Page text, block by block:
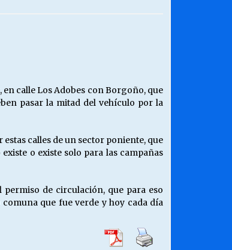
Releyendo la Rerum Novarum a 135
años. “La cuestión social hoy”.
Chile y sus segmentos de la riqueza
06/04/2026
calle Los Adobes con Borgoño, que
pasar la mitad del vehículo por la
calles de un sector poniente, que
o existe solo para las campañas
permiso de circulación, que para eso
que fue verde y hoy cada día